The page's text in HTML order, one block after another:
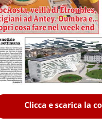
Clicca e scarica la